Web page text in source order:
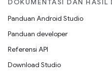
DOKUMENTASI DAN HASIL
Panduan Android Studio
Panduan developer
Referensi API
Download Studio